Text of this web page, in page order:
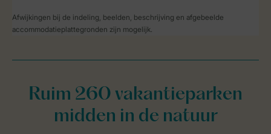
Afwijkingen bij de indeling, beelden, beschrijving en afgebeelde
accommodatieplattegronden zijn mogelijk.
Ruim 260 vakantieparken
midden in de natuur